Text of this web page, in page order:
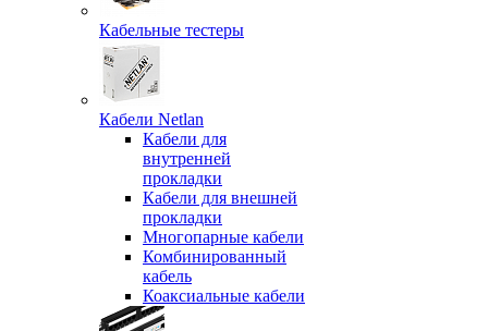
Кабельные тестеры
Кабели Netlan
Кабели для
внутренней
прокладки
Кабели для внешней
прокладки
Многопарные кабели
Комбинированный
кабель
Коаксиальные кабели